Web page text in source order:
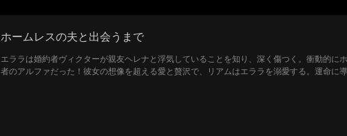
ホームレスの夫と出会うまで
エララは婚約者ヴィクターが親友ヘレナと浮気していることを知り、深く傷つく。衝動的
者のアルファだった！彼女の想像を超える愛と贅沢で、リアムはエララを溺愛する。運命